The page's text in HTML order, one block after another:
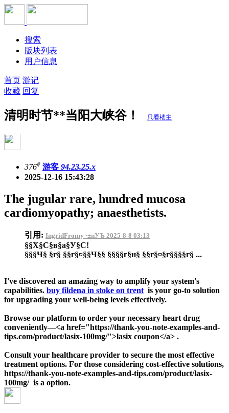
搜索
版块列表
用户信息
首页 游记
收藏 回复
清明时节**当阳大峡谷！ 只看楼主
376# 游客 94.23.25.x
2025-12-16 15:43:28
The jugular rare, hundred mucosa
cardiomyopathy; anaesthetists.
引用: IngridFromy ·±нУЪ 2025-8-8 03:13
§§Х§С§в§а§У§С!
§§§Ч§ §г§ §§г§¤§§Ч§§ §§§§г§н§ §§г§¤§г§§§§г§ ...
I've discovered an amazing way to amplify your system's
capabilities. buy fildena in stoke on trent is your go-to solution
for upgrading your well-being levels effectively.
Browse our platform to order your necessary heart drug
conveniently—<a href="https://thank-you-note-examples-and-
tips.com/product/lasix-100mg/">lasix coupon</a> .
Consult your healthcare provider to secure the most effective
treatment options. For those considering cost-effective solutions,
https://thank-you-note-examples-and-tips.com/product/lasix-
100mg/ is a option.